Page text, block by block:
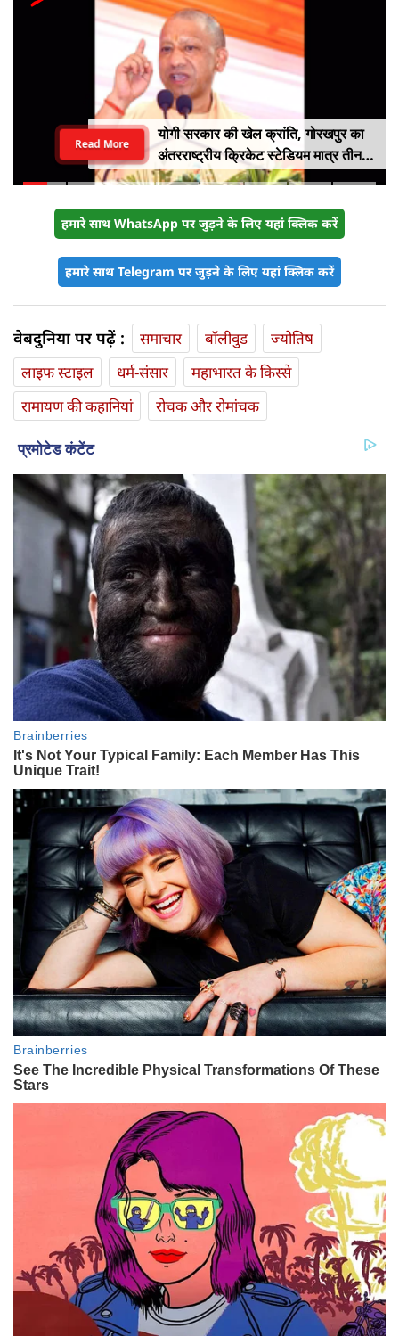
योगी सरकार की खेल क्रांति, गोरखपुर का
अंतरराष्ट्रीय क्रिकेट स्टेडियम मात्र तीन
महीने में लगभग 20% तैयार
Read More
हमारे साथ WhatsApp पर जुड़ने के लिए यहां क्लिक करें
हमारे साथ Telegram पर जुड़ने के लिए यहां क्लिक करें
वेबदुनिया पर पढ़ें : समाचार बॉलीवुड
ज्योतिष
लाइफ स्‍टाइल
धर्म-संसार
महाभारत के किस्से
रामायण की कहानियां
रोचक और रोमांचक